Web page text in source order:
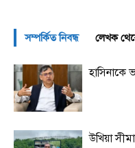
সম্পর্কিত নিবন্ধ লেখক
হাসিনাকে
উখিয়া